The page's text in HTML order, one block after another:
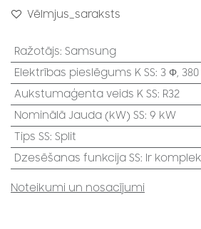
Vēlmjus_saraksts
Ražotājs: Samsung
Elektrības pieslēgums K SS: 3 Φ, 380
Aukstumaģenta veids K SS: R32
Nominālā Jauda (kW) SS: 9 kW
Tips SS: Split
Dzesēšanas funkcija SS: Ir
Noteikumi un nosacījumi